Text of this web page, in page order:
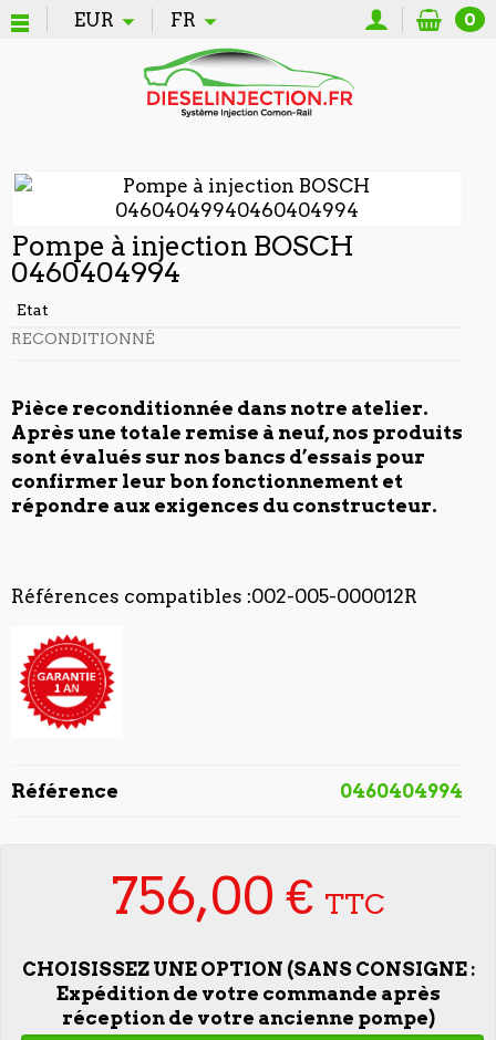
EUR FR 0
Pompe à injection BOSCH
0460404994
Etat
RECONDITIONNÉ
Pièce reconditionnée dans notre atelier.
Après une totale remise à neuf, nos produits
sont évalués sur nos bancs d’essais pour
confirmer leur bon fonctionnement et
répondre aux exigences du constructeur.
Références compatibles :002-005-000012R
Référence 0460404994
756,00 € TTC
CHOISISSEZ UNE OPTION (SANS CONSIGNE :
Expédition de votre commande après
réception de votre ancienne pompe)